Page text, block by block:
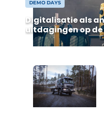
DEMO DAYS
Digitalisatie als
uitdagingen op de